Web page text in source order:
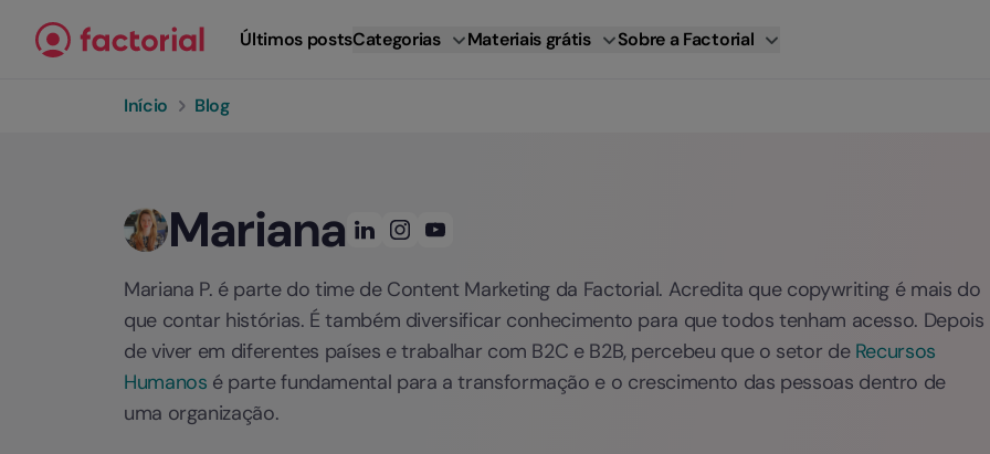
Últimos postsCategorias Materiais grátis Sobre a Factorial
Início Blog
Mariana
Mariana P. é parte do time de Content Marketing da Factorial. Acredita que copywriting é mais do
que contar histórias. É também diversificar conhecimento para que todos tenham acesso. Depois
de viver em diferentes países e trabalhar com B2C e B2B, percebeu que o setor de Recursos
Humanos é parte fundamental para a transformação e o crescimento das pessoas dentro de
uma organização.